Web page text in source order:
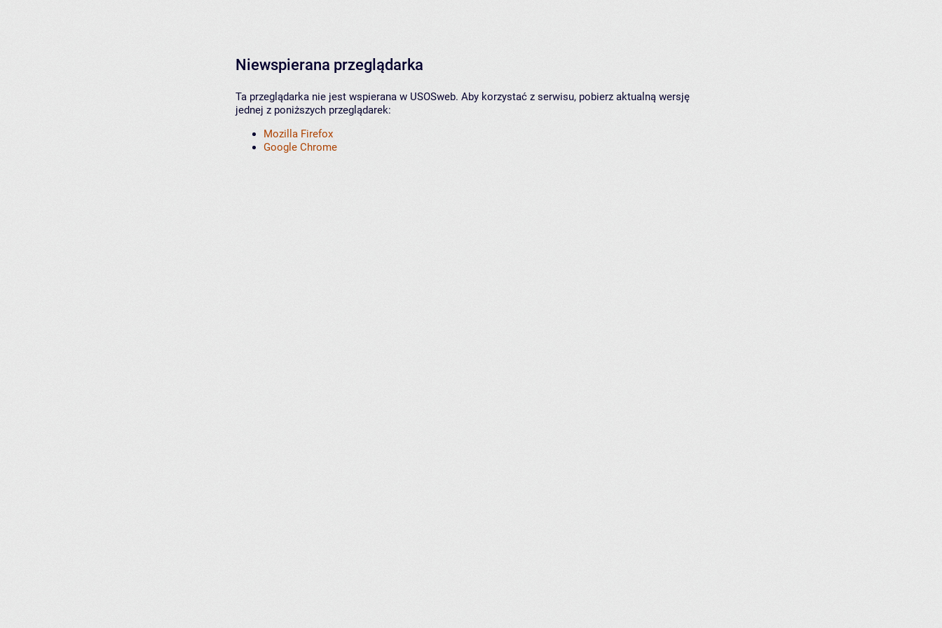
Niewspierana przeglądarka
Ta przeglądarka nie jest wspierana w USOSweb. Aby korzystać z serwisu, pobierz aktualną wersję
jednej z poniższych przeglądarek:
Mozilla Firefox
Google Chrome